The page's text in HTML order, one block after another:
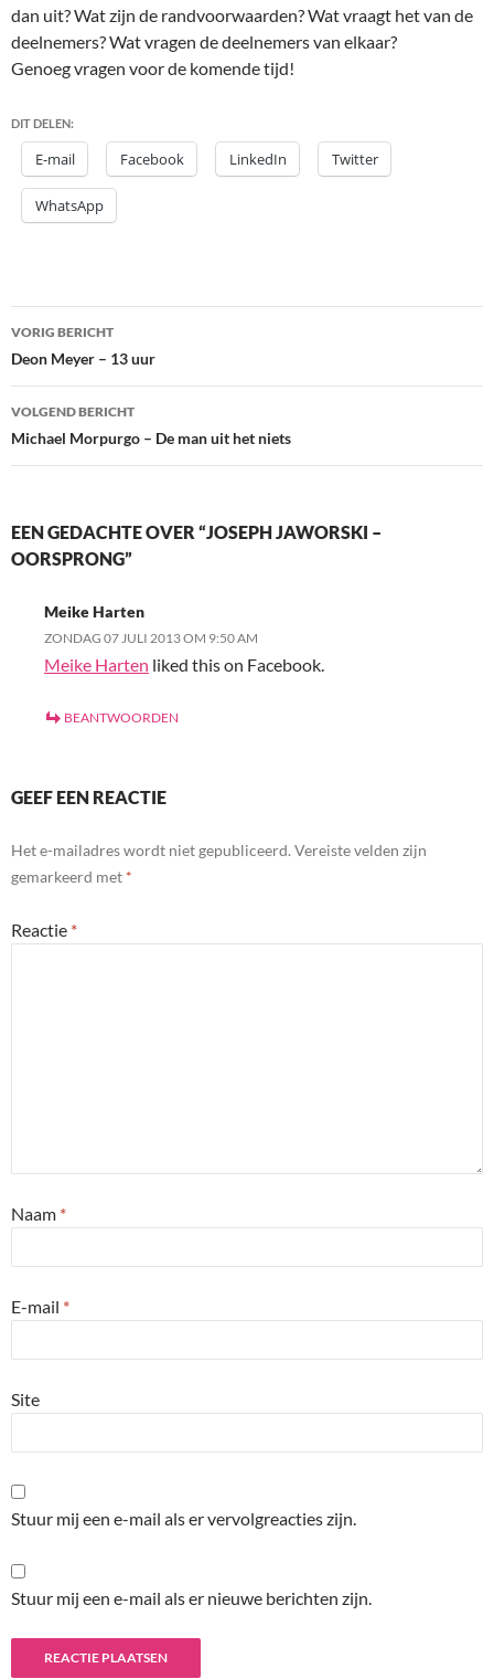
dan uit? Wat zijn de randvoorwaarden? Wat vraagt het van de
deelnemers? Wat vragen de deelnemers van elkaar?
Genoeg vragen voor de komende tijd!
DIT DELEN:
E-mail Facebook LinkedIn Twitter
WhatsApp
Bericht
navigatie
VORIG BERICHT
Deon Meyer – 13 uur
VOLGEND BERICHT
Michael Morpurgo – De man uit het niets
EEN GEDACHTE OVER “JOSEPH JAWORSKI –
OORSPRONG”
Meike Harten
ZONDAG 07 JULI 2013 OM 9:50 AM
Meike Harten liked this on Facebook.
BEANTWOORDEN
GEEF EEN REACTIE
Het e-mailadres wordt niet gepubliceerd. Vereiste velden zijn
gemarkeerd met *
Reactie *
Naam *
E-mail *
Site
Stuur mij een e-mail als er vervolgreacties zijn.
Stuur mij een e-mail als er nieuwe berichten zijn.